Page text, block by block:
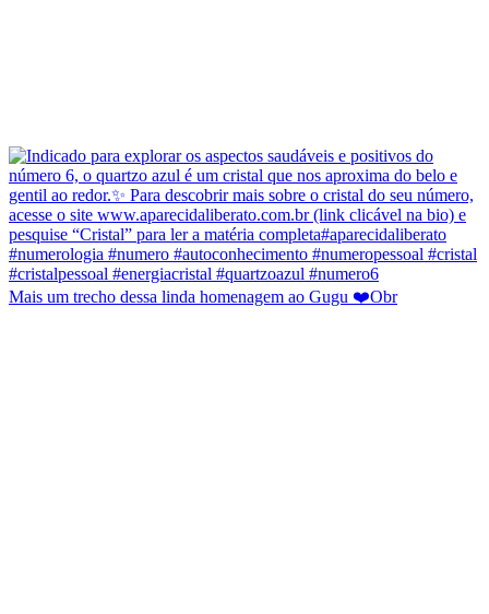
Mais um trecho dessa linda homenagem ao Gugu ❤️Obr